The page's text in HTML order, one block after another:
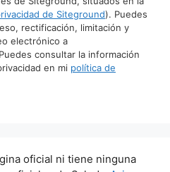
de Siteground). Puedes
rectificación, limitación y
electrónico a
consultar la información
en mi política de
oficial ni tiene ninguna